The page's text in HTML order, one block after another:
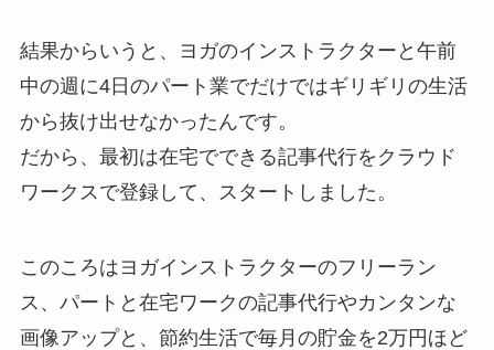
結果からいうと、ヨガのインストラクターと午前
中の週に4日のパート業でだけではギリギリの生活
から抜け出せなかったんです。
だから、最初は在宅でできる記事代行をクラウド
ワークスで登録して、スタートしました。
このころはヨガインストラクターのフリーラン
ス、パートと在宅ワークの記事代行やカンタンな
画像アップと、節約生活で毎月の貯金を2万円ほど